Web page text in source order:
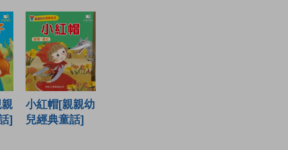
]
小紅帽[親親幼
兒經典童話]